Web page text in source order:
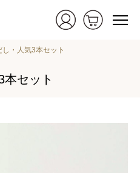
・人気3本セット
セット